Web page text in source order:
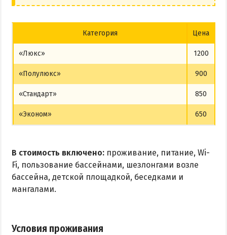
Категория Цена
«Люкс» 1200
«Полулюкс» 900
«Стандарт» 850
«Эконом» 650
В стоимость включено: проживание, питание, Wi-
Fi, пользование бассейнами, шезлонгами возле
бассейна, детской площадкой, беседками и
мангалами.
Условия проживания